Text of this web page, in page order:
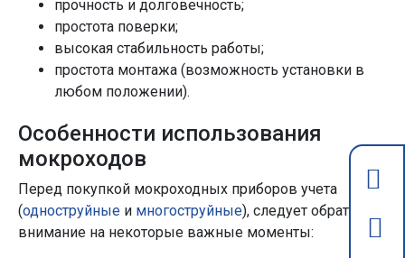
прочность и долговечность;
простота поверки;
высокая стабильность работы;
простота монтажа (возможность установки в
любом положении).
Особенности использования
мокроходов
Перед покупкой мокроходных приборов учета
(одноструйные и многоструйные), следует обратить
внимание на некоторые важные моменты: